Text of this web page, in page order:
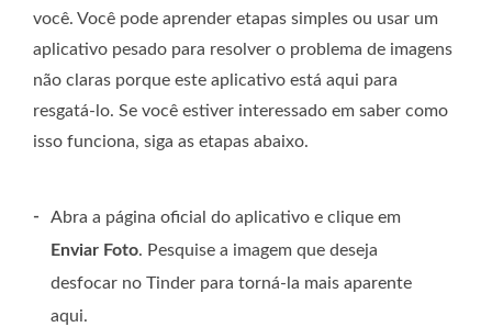
você. Você pode aprender etapas simples ou usar um
aplicativo pesado para resolver o problema de imagens
não claras porque este aplicativo está aqui para
resgatá-lo. Se você estiver interessado em saber como
isso funciona, siga as etapas abaixo.
-
Abra a página oficial do aplicativo e clique em
Enviar Foto. Pesquise a imagem que deseja
desfocar no Tinder para torná-la mais aparente
aqui.